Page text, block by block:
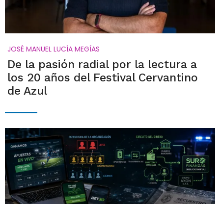
JOSÉ MANUEL LUCÍA MEGÍAS
De la pasión radial por la lectura a
los 20 años del Festival Cervantino
de Azul